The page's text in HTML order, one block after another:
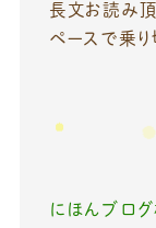
長文お読み頂
ペースで乗り
にほんブロ